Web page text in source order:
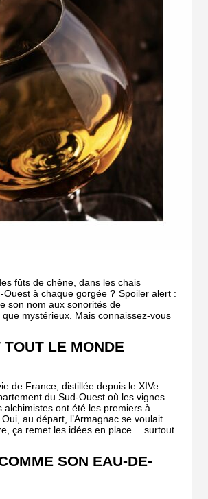
fûts de chêne, dans les chais
Ouest à chaque gorgée ? Spoiler alert :
son nom aux sonorités de
mystérieux. Mais connaissez-vous
LE MONDE
de France, distillée depuis le XIVe
du Sud-Ouest où les vignes
ont été les premiers à
au départ, l’Armagnac se voulait
ça remet les idées en place… surtout
SON EAU-DE-